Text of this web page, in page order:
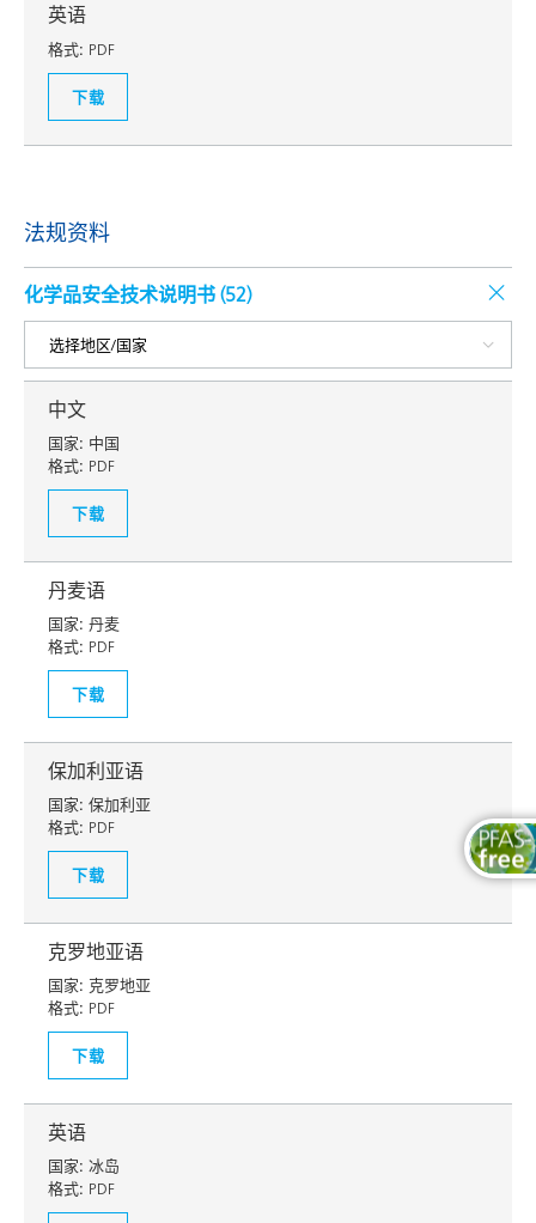
英语
格式: PDF
下载
法规资料
化学品安全技术说明书 (52)
中文
国家: 中国
格式: PDF
下载
丹麦语
国家: 丹麦
格式: PDF
下载
保加利亚语
国家: 保加利亚
格式: PDF
下载
克罗地亚语
国家: 克罗地亚
格式: PDF
下载
英语
国家: 冰岛
格式: PDF